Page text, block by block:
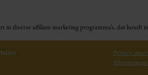
in diverse affiliate marketing programma’s, dat
Privacy